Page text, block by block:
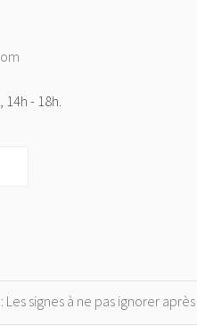
14h - 18h.
signes à ne pas ignorer